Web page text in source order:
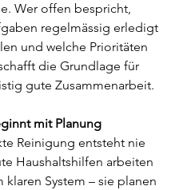
Wer offen bespricht,
regelmässig erledigt
und welche Prioritäten
die Grundlage für
gute Zusammenarbeit.
mit Planung
Reinigung entsteht nie
Haushaltshilfen arbeiten
klaren System – sie planen